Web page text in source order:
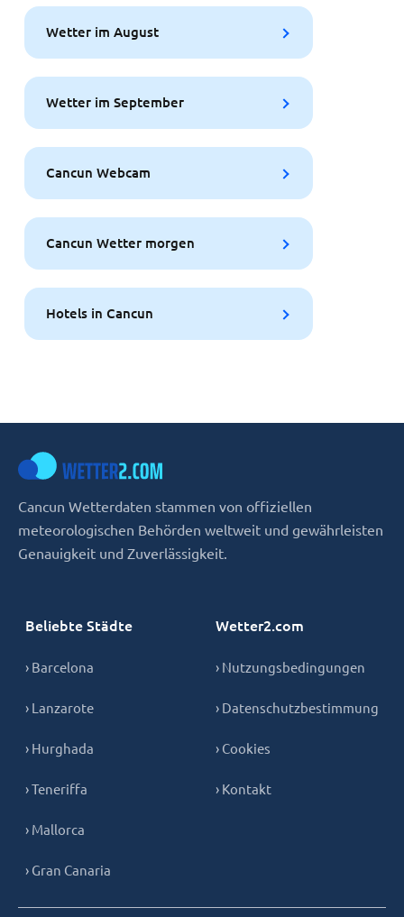
Wetter im August
Wetter im September
Cancun Webcam
Cancun Wetter morgen
Hotels in Cancun
Cancun Wetterdaten stammen von offiziellen
meteorologischen Behörden weltweit und gewährleisten
Genauigkeit und Zuverlässigkeit.
Beliebte Städte
› Barcelona
› Lanzarote
› Hurghada
› Teneriffa
› Mallorca
› Gran Canaria
Wetter2.com
› Nutzungsbedingungen
› Datenschutzbestimmung
› Cookies
› Kontakt